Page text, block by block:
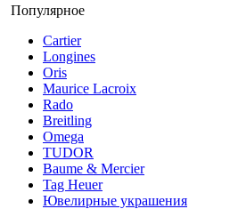
Популярное
Cartier
Longines
Oris
Maurice Lacroix
Rado
Breitling
Omega
TUDOR
Baume & Mercier
Tag Heuer
Ювелирные украшения